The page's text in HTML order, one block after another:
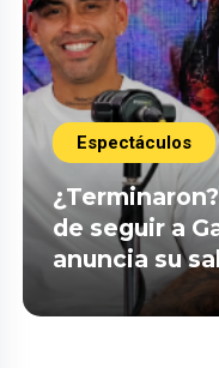
Espectáculos
de seguir a
anuncia su